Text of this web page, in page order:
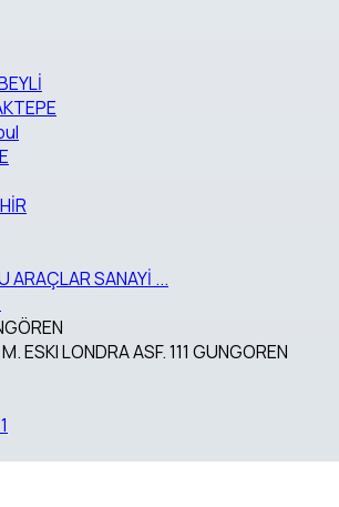
ARAÇLAR SANAYİ ...
ESKI LONDRA ASF. 111 GUNGOREN